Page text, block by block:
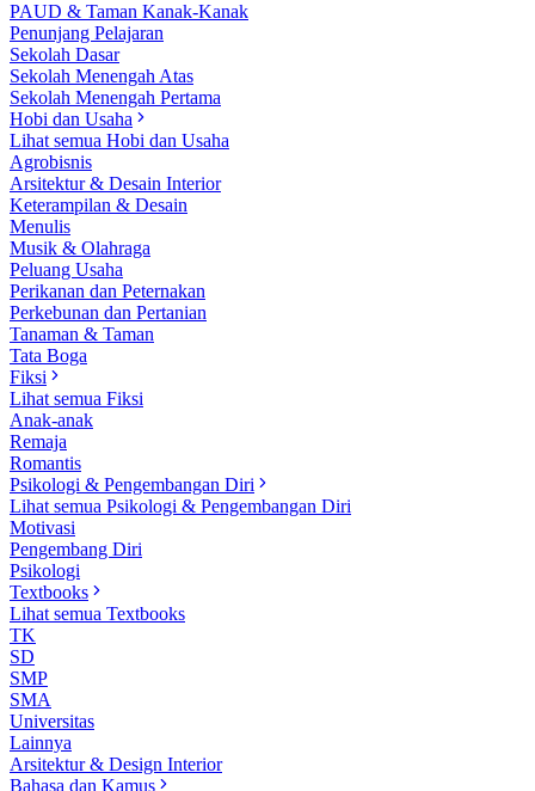
PAUD & Taman Kanak-Kanak
Penunjang Pelajaran
Sekolah Dasar
Sekolah Menengah Atas
Sekolah Menengah Pertama
Hobi dan Usaha
Lihat semua Hobi dan Usaha
Agrobisnis
Arsitektur & Desain Interior
Keterampilan & Desain
Menulis
Musik & Olahraga
Peluang Usaha
Perikanan dan Peternakan
Perkebunan dan Pertanian
Tanaman & Taman
Tata Boga
Fiksi
Lihat semua Fiksi
Anak-anak
Remaja
Romantis
Psikologi & Pengembangan Diri
Lihat semua Psikologi & Pengembangan Diri
Motivasi
Pengembang Diri
Psikologi
Textbooks
Lihat semua Textbooks
TK
SD
SMP
SMA
Universitas
Lainnya
Arsitektur & Design Interior
Bahasa dan Kamus